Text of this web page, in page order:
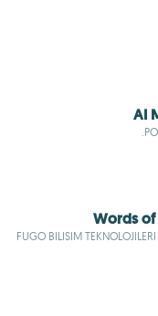
AI
Words
FUGO BILISIM